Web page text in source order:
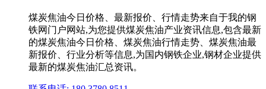
煤炭焦油今日价格、最新报价、行情走势来自于我的钢
铁网门户网站,为您提供煤炭焦油产业资讯信息,包含最新
的煤炭焦油今日价格、煤炭焦油行情走势、煤炭焦油最
新报价、行业分析等信息,为国内钢铁企业,钢材企业提供
最新的煤炭焦油汇总资讯。